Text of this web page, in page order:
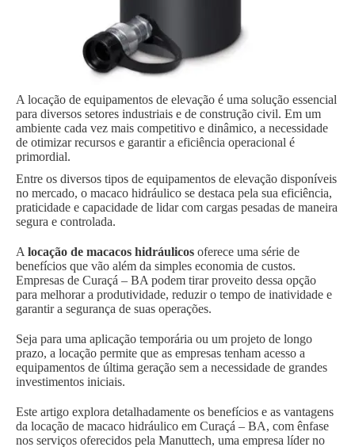
A locação de equipamentos de elevação é uma solução essencial
para diversos setores industriais e de construção civil. Em um
ambiente cada vez mais competitivo e dinâmico, a necessidade
de otimizar recursos e garantir a eficiência operacional é
primordial.
Entre os diversos tipos de equipamentos de elevação disponíveis
no mercado, o macaco hidráulico se destaca pela sua eficiência,
praticidade e capacidade de lidar com cargas pesadas de maneira
segura e controlada.
A locação de macacos hidráulicos oferece uma série de
benefícios que vão além da simples economia de custos.
Empresas de Curaçá – BA podem tirar proveito dessa opção
para melhorar a produtividade, reduzir o tempo de inatividade e
garantir a segurança de suas operações.
Seja para uma aplicação temporária ou um projeto de longo
prazo, a locação permite que as empresas tenham acesso a
equipamentos de última geração sem a necessidade de grandes
investimentos iniciais.
Este artigo explora detalhadamente os benefícios e as vantagens
da locação de macaco hidráulico em Curaçá – BA, com ênfase
nos serviços oferecidos pela Manuttech, uma empresa líder no